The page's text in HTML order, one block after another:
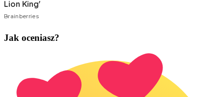
Jak oceniasz?